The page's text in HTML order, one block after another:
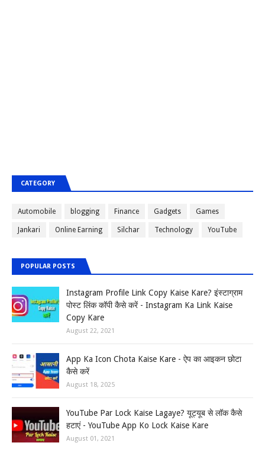
CATEGORY
Automobile blogging Finance Gadgets Games
Jankari Online Earning Silchar Technology YouTube
POPULAR POSTS
Instagram Profile Link Copy Kaise Kare? इंस्टाग्राम
पोस्ट लिंक कॉपी कैसे करें - Instagram Ka Link Kaise
Copy Kare
August 22, 2021
App Ka Icon Chota Kaise Kare - ऐप का आइकन छोटा
कैसे करें
August 18, 2025
YouTube Par Lock Kaise Lagaye? यूट्यूब से लॉक कैसे
हटाएं - YouTube App Ko Lock Kaise Kare
August 01, 2021